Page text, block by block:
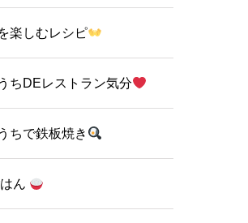
楽しむレシピ
ちDEレストラン気分
ちで鉄板焼き
ん